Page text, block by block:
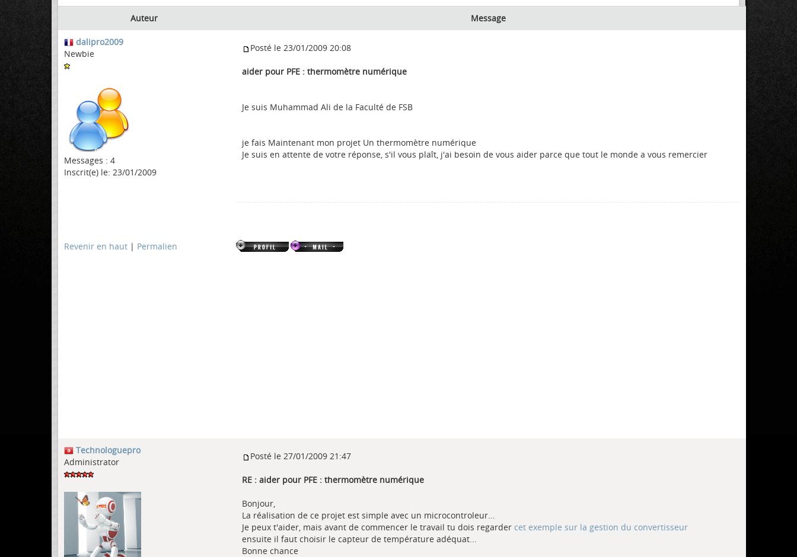
Auteur Message
dalipro2009
Newbie
Messages : 4
Inscrit(e) le: 23/01/2009
Posté le 23/01/2009 20:08
aider pour PFE : thermomètre numérique
Je suis Muhammad Ali de la Faculté de FSB
je fais Maintenant mon projet Un thermomètre numérique
Je suis en attente de votre réponse, s'il vous plaît, j'ai besoin de vous aider parce que tout le monde a vous remercier
Revenir en haut | Permalien
Technologuepro
Administrator
Posté le 27/01/2009 21:47
RE : aider pour PFE : thermomètre numérique
Bonjour,
La réalisation de ce projet est simple avec un microcontroleur...
Je peux t'aider, mais avant de commencer le travail tu dois regarder cet exemple sur la gestion du convertisseur
ensuite il faut choisir le capteur de température adéquat...
Bonne chance